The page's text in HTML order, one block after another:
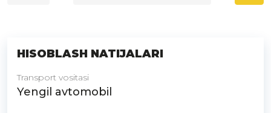
HISOBLASH NATIJALARI
Transport vositasi
Yengil avtomobil